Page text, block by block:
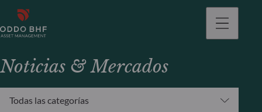
Noticias & Mercados
Todas las categorías